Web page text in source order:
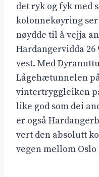
det ryk og fyk med
kolonnekøyring
nøydde til å vejja
Hardangervidda
vest. Med
Lågehætunnelen
vintertryggleiken
like god som dei
er også
vert den absolutt
vegen mellom Oslo